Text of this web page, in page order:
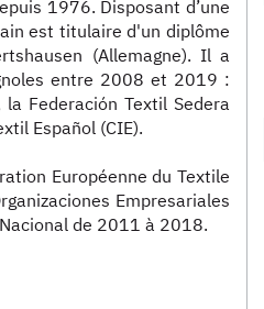
1976. Disposant d’une
est titulaire d'un diplôme
(Allemagne). Il a
entre 2008 et 2019 :
Federación Textil Sedera
Español (CIE).
Européenne du Textile
Empresariales
de 2011 à 2018.